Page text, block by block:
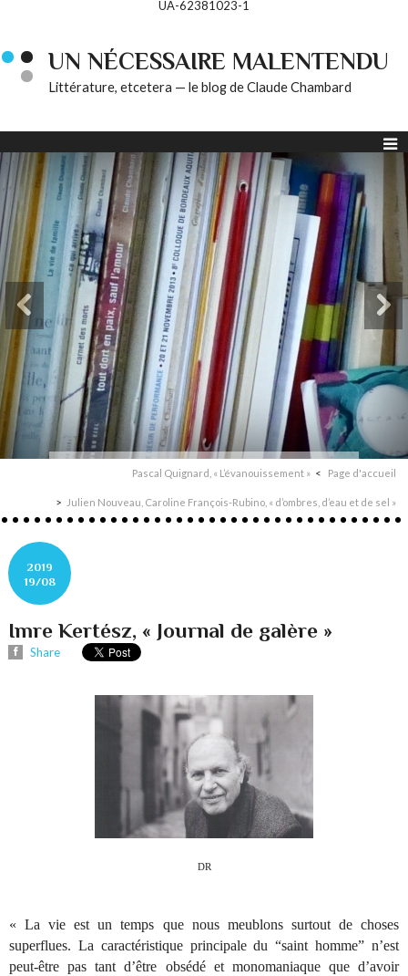
UA-62381023-1
UN NÉCESSAIRE MALENTENDU
Littérature, etcetera — le blog de Claude Chambard
Pascal Quignard, « L’évanouissement » Page d'accueil
Julien Nouveau, Caroline François-Rubino, « d’ombres, d’eau et de sel »
2019
19/08
Imre Kertész, « Journal de galère »
Share
DR
« La vie est un temps que nous meublons surtout de choses
superflues. La caractéristique principale du “saint homme” n’est
peut-être pas tant d’être obsédé et monomaniaque que d’avoir